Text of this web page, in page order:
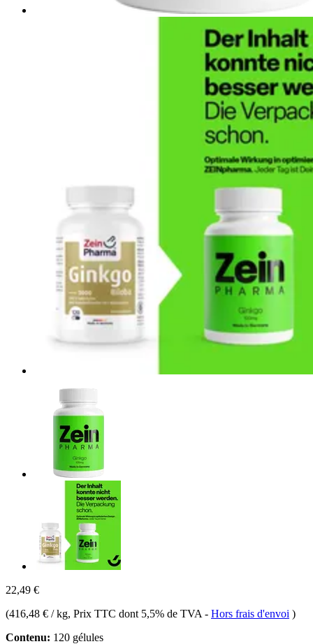
22,49 €
(416,48 € / kg, Prix TTC dont 5,5% de TVA - Hors frais d'envoi )
Contenu: 120 gélules